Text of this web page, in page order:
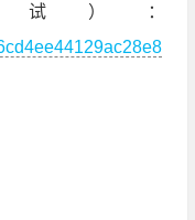
）：